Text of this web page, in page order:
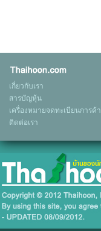
เกี่ยวกับเรา
สารบัญหุ้น
เครื่องหมายจดทะเบียนการค้า
ติดต่อเรา